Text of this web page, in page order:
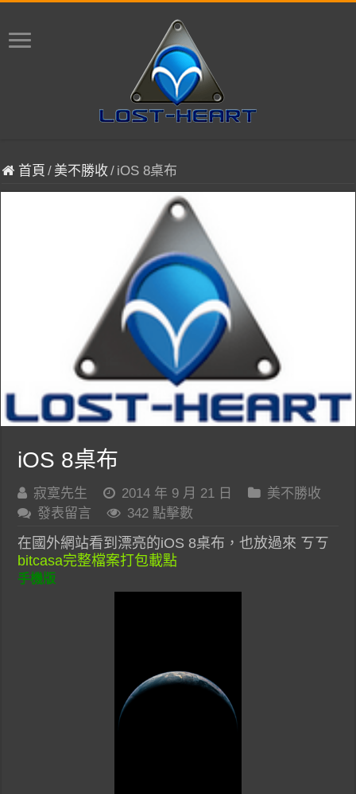
首頁 / 美不勝收/ iOS 8桌布
iOS 8桌布
寂寞先生 2014 年 9 月 21 日
美不勝收
發表留言
342 點擊數
在國外網站看到漂亮的iOS 8桌布，也放過來 ㄎㄎ
bitcasa完整檔案打包載點
手機版